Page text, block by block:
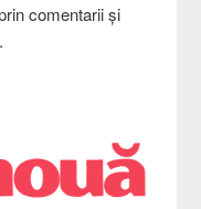
comentarii și